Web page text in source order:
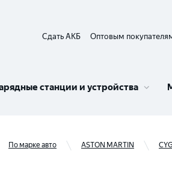
Сдать АКБ Оптовым
станции и устройства
По марке авто ASTON MARTIN